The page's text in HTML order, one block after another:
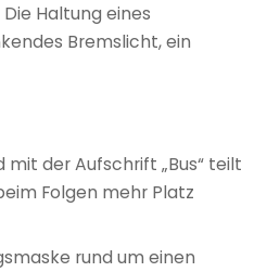
Haltung eines
Bremslicht, ein
mit der Aufschrift „Bus“ teilt
Folgen mehr Platz
rund um einen